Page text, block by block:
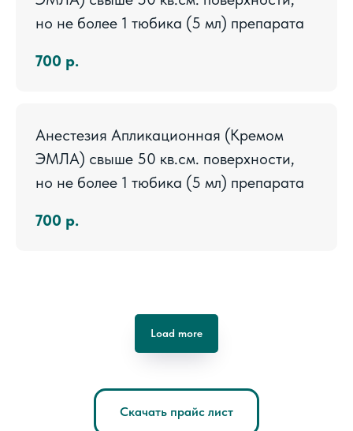
но не более 1 тюбика (5 мл) препарата
700 р.
Анестезия Апликационная (Кремом
ЭМЛА) свыше 50 кв.см. поверхности,
но не более 1 тюбика (5 мл) препарата
700 р.
Load more
Скачать прайс лист